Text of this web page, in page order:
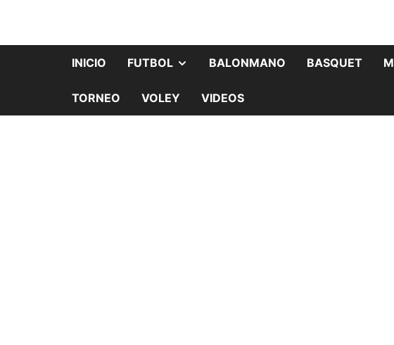
INICIO FUTBOL BALONMANO BASQUET
TORNEO VOLEY VIDEOS